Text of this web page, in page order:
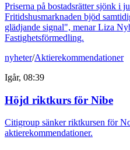
Priserna på bostadsrätter sjönk i
Fritidshusmarknaden bjöd
glädjande signal", menar Liza
Fastighetsförmedling.
nyheter/Aktierekommendationer
Igår, 08:39
Höjd riktkurs för Nibe
Citigroup sänker riktkursen för
aktierekommendationer.